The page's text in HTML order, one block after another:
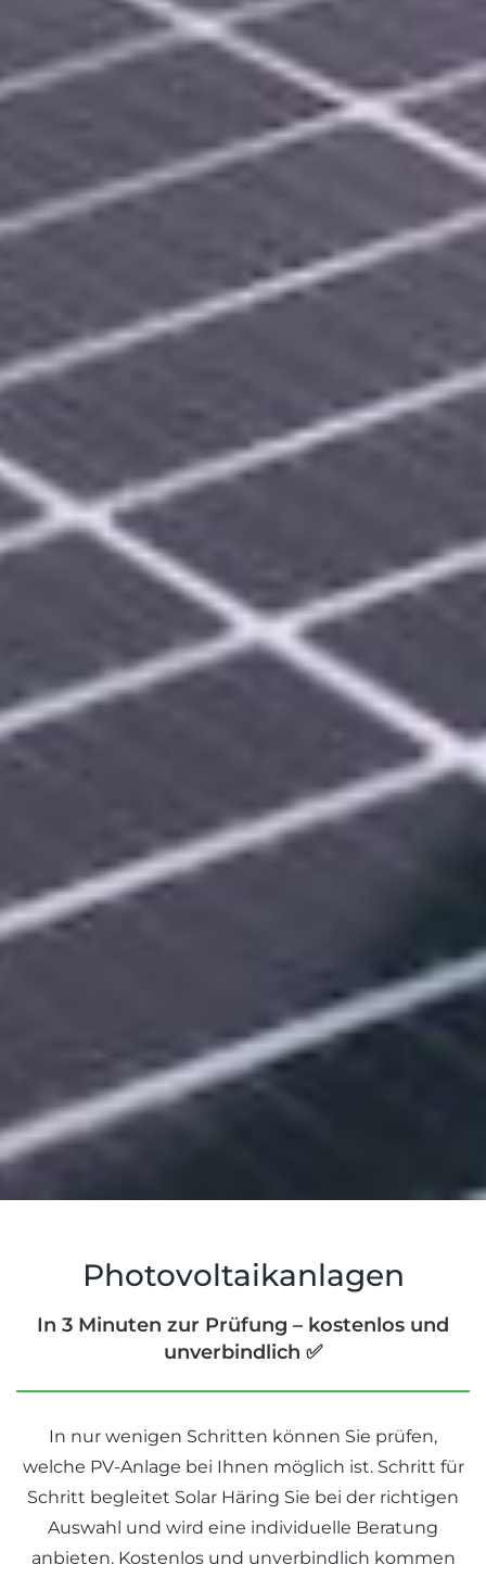
Photovoltaikanlagen
In 3 Minuten zur Prüfung – kostenlos und
unverbindlich ✅
In nur wenigen Schritten können Sie prüfen,
welche PV-Anlage bei Ihnen möglich ist. Schritt für
Schritt begleitet Solar Häring Sie bei der richtigen
Auswahl und wird eine individuelle Beratung
anbieten. Kostenlos und unverbindlich kommen